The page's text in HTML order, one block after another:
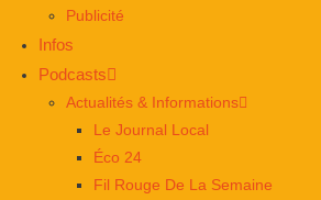
Publicité
Infos
Podcasts
Actualités & Informations
Le Journal Local
Éco 24
Fil Rouge De La Semaine